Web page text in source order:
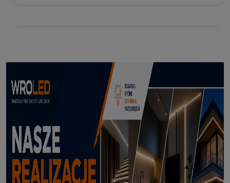
Profil led podtynkowy GK18-3 czarny 3m